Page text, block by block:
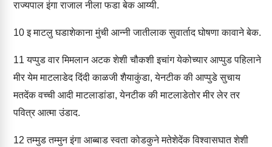
राज्यपाल इंगा राजाल नीला फडा बेक आय्यी.
10इ माटलु घडाशेकाना मुंची आन्नी जातीलाक सुवार्ताद घोषणा कावाने बेक.
11 यप्पुड वार मिमलान अटक शेशी चौकशी इचांग येकोच्यार आप्पुड पहिलाने
मीर येम माटलाडेद दिंदी काळजी शैयाकुंडा, येनटीक की आप्पुडे सुचाय
मतदेंक वच्ची आदी माटलाडांडा, येनटीक की माटलाडेतोर मीर लेर तर
पवित्र आत्मा उंडाद.
12 तम्मुड तम्मुन इंगा आब्बाड स्वता कोडकुने मतेशेदेंक विश्वासघात शेशी